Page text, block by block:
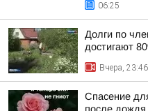
06:25
Долги по
достигают
Вчера, 23:46
Спасение